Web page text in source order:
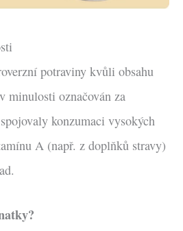
potraviny kvůli obsahu
označován za
konzumaci vysokých
A (např. z doplňků stravy)